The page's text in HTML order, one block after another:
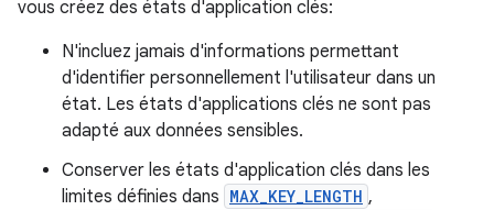
vous créez des états d'application clés:
N'incluez jamais d'informations permettant
d'identifier personnellement l'utilisateur dans un
état. Les états d'applications clés ne sont pas
adapté aux données sensibles.
Conserver les états d'application clés dans les
limites définies dans MAX_KEY_LENGTH ,